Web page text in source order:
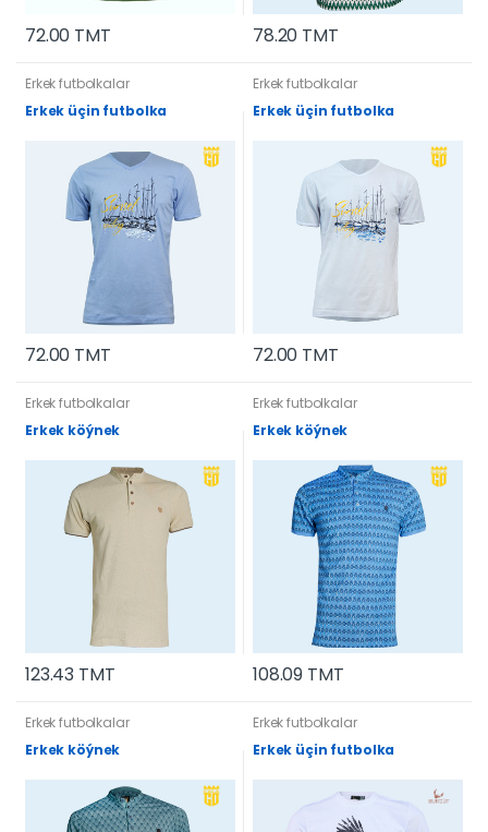
72.00 TMT 78.20 TMT
Erkek futbolkalar
Erkek üçin futbolka
72.00 TMT
Erkek futbolkalar
Erkek üçin futbolka
72.00 TMT
Erkek futbolkalar
Erkek köýnek
123.43 TMT
Erkek futbolkalar
Erkek köýnek
108.09 TMT
Erkek futbolkalar
Erkek köýnek
Erkek futbolkalar
Erkek üçin futbolka